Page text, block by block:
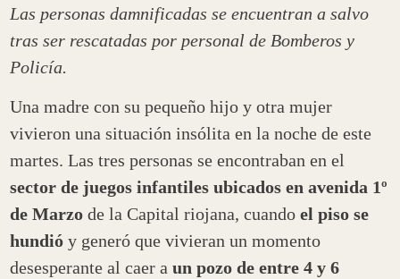
Las personas damnificadas se encuentran a salvo
tras ser rescatadas por personal de Bomberos y
Policía.
Una madre con su pequeño hijo y otra mujer
vivieron una situación insólita en la noche de este
martes. Las tres personas se encontraban en el
sector de juegos infantiles ubicados en avenida 1º
de Marzo de la Capital riojana, cuandoel piso se
hundió y generó que vivieran un momento
desesperante al caer aun pozo de entre 4 y 6